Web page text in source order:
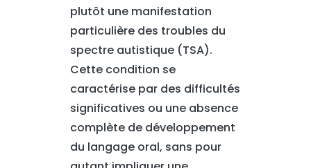
plutôt une manifestation
particulière des troubles du
spectre autistique (TSA).
Cette condition se
caractérise par des difficultés
significatives ou une absence
complète de développement
du langage oral, sans pour